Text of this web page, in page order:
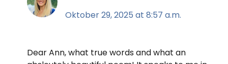
Oktober 29, 2025 at 8:57 a.m.
Dear Ann, what true words and what an